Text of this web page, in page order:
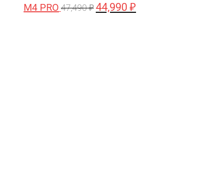
M4 PRO 47,490₽ Первоначальная
44,990 ₽